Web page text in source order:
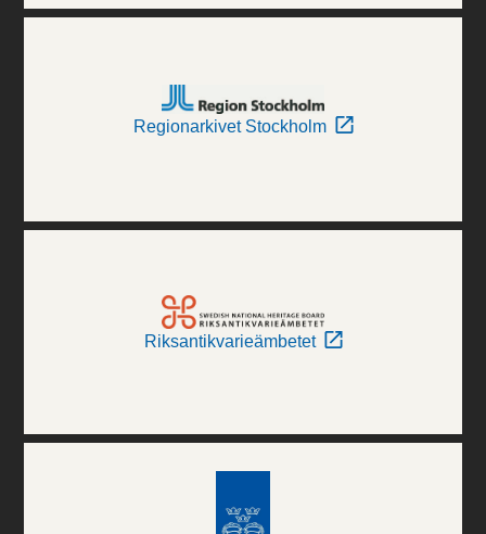
Regionarkivet Stockholm
Riksantikvarieämbetet